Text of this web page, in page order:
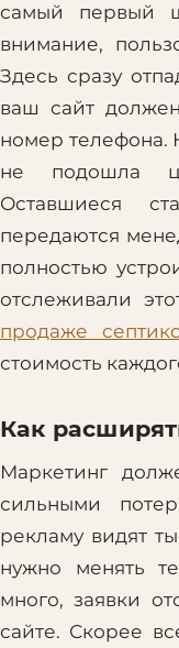
самый первый
внимание,
Здесь сразу
ваш сайт должен
номер телефона.
не подошла
Оставшиеся
передаются
полностью
отслеживали
продаже
стоимость
Как
Маркетинг
сильными
рекламу видят
нужно менять
много, заявки
сайте. Скорее